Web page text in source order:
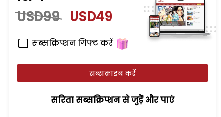
USD99 USD49
सब्सक्रिप्शन गिफ्ट करें
सब्सक्राइब करें
सरिता सब्सक्रिप्शन से जुड़ेें और पाएं